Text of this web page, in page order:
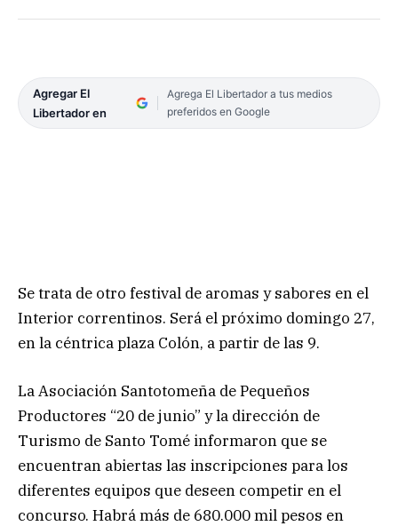
Agregar El
Libertador en
Agrega El Libertador a tus medios
preferidos en Google
Se trata de otro festival de aromas y sabores en el
Interior correntinos. Será el próximo domingo 27,
en la céntrica plaza Colón, a partir de las 9.
La Asociación Santotomeña de Pequeños
Productores “20 de junio” y la dirección de
Turismo de Santo Tomé informaron que se
encuentran abiertas las inscripciones para los
diferentes equipos que deseen competir en el
concurso. Habrá más de 680.000 mil pesos en